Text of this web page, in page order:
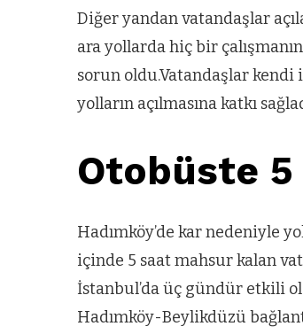
Diğer yandan vatandaşlar
ara yollarda hiç bir
sorun oldu.Vatandaşlar kendi
yolların açılmasına katkı
Otobüste
Hadımköy’de kar nedeniyle
içinde 5 saat mahsur kalan
İstanbul’da üç gündür etkili
Hadımköy-Beylikdüzü
nüfusu